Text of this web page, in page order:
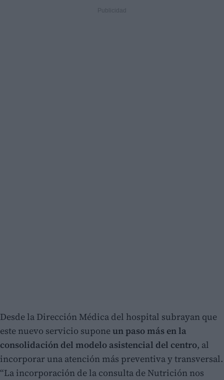
Desde la Dirección Médica del hospital subrayan que
este nuevo servicio supone un paso más en la
consolidación del modelo asistencial del centro, al
incorporar una atención más preventiva y transversal.
“La incorporación de la consulta de Nutrición nos